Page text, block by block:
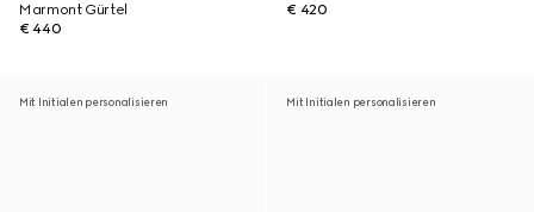
Marmont Gürtel
€ 440
€ 420
Mit Initialen personalisieren Mit Initialen personalisieren